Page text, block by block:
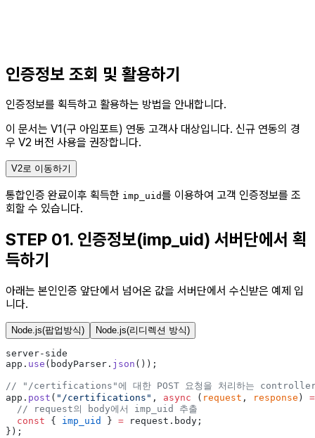
인증정보 조회 및 활용하기
인증정보를 획득하고 활용하는 방법을 안내합니다.
이 문서는 V1(구 아임포트) 연동 고객사 대상입니다. 신규 연동의 경
우 V2 버전 사용을 권장합니다.
V2로 이동하기
통합인증 완료이후 획득한 imp_uid를 이용하여 고객 인증정보를 조
회할 수 있습니다.
STEP 01. 인증정보(imp_uid) 서버단에서 획
득하기
아래는 본인인증 앞단에서 넘어온 값을 서버단에서 수신받은 예제 입
니다.
Node.js(팝업방식) Node.js(리디렉션 방식)
server-side
app. use (bodyParser. json ());
// "/certifications"에 대한 POST 요청을 처리하는
app. post ( "/certifications" , async ( request , response )
  // request의 body에서 imp_uid 추출
  const
{ imp_uid } = request.body;
});